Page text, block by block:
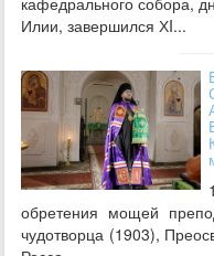
Илии, завершился ХI...
обретения мощей
чудотворца (1903),